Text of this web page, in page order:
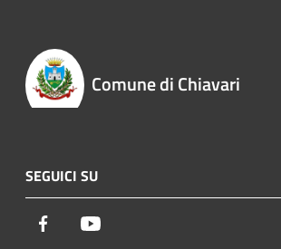
Comune di Chiavari
SEGUICI SU
Facebook